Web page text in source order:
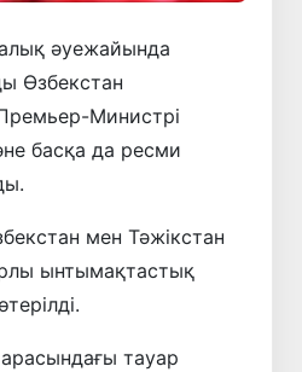
әуежайында
Өзбекстан
Министрі
басқа да ресми
мен Тәжікстан
ынтымақтастық
тауар